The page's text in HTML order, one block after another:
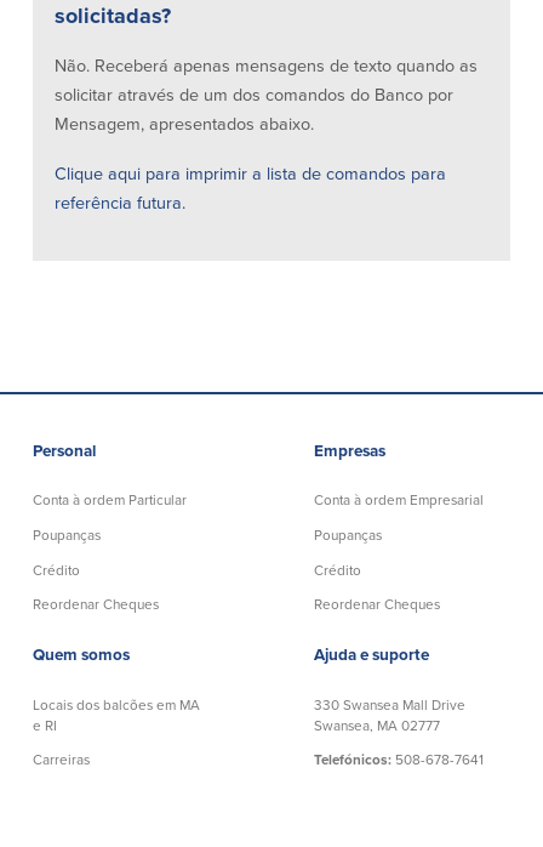
solicitadas?
Não. Receberá apenas mensagens de texto quando as
solicitar através de um dos comandos do Banco por
Mensagem, apresentados abaixo.
Clique aqui para imprimir a lista de comandos para
referência futura.
Personal
Conta à ordem Particular
Poupanças
Crédito
Reordenar Cheques
Empresas
Conta à ordem Empresarial
Poupanças
Crédito
Reordenar Cheques
Quem somos
Locais dos balcões em MA
e RI
Carreiras
Ajuda e suporte
330 Swansea Mall Drive
Swansea, MA 02777
Telefónicos: 508-678-7641